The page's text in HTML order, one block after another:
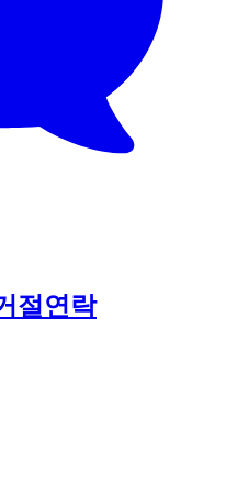
절연락